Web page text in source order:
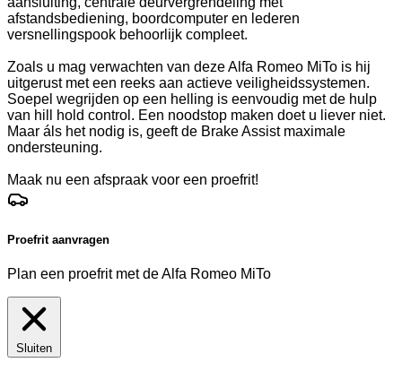
afstandsbediening, boordcomputer en lederen
versnellingspook behoorlijk compleet.
Zoals u mag verwachten van deze Alfa Romeo MiTo is hij
uitgerust met een reeks aan actieve veiligheidssystemen.
Soepel wegrijden op een helling is eenvoudig met de hulp
van hill hold control. Een noodstop maken doet u liever niet.
Maar áls het nodig is, geeft de Brake Assist maximale
ondersteuning.
Maak nu een afspraak voor een proefrit!
Proefrit aanvragen
Plan een proefrit met de Alfa Romeo MiTo
Sluiten